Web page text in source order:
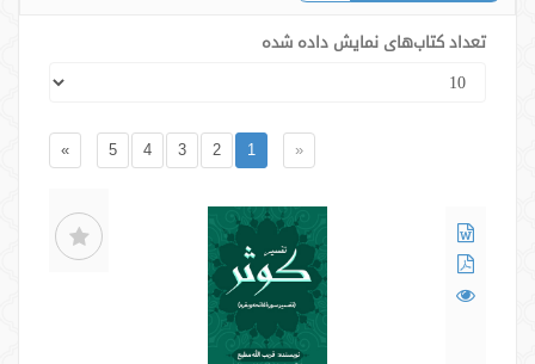
تعداد کتاب‌های نمایش داده شده
«
1
2
3
4
5
»